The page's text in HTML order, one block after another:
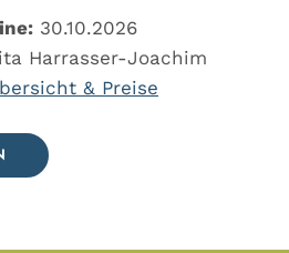
30.10.2026
Harrasser-Joachim
& Preise